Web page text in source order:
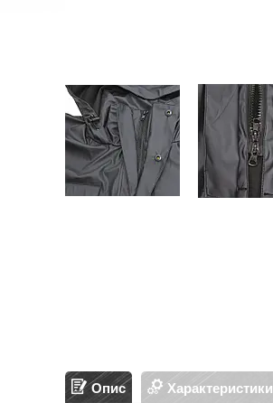
Опис Характеристики